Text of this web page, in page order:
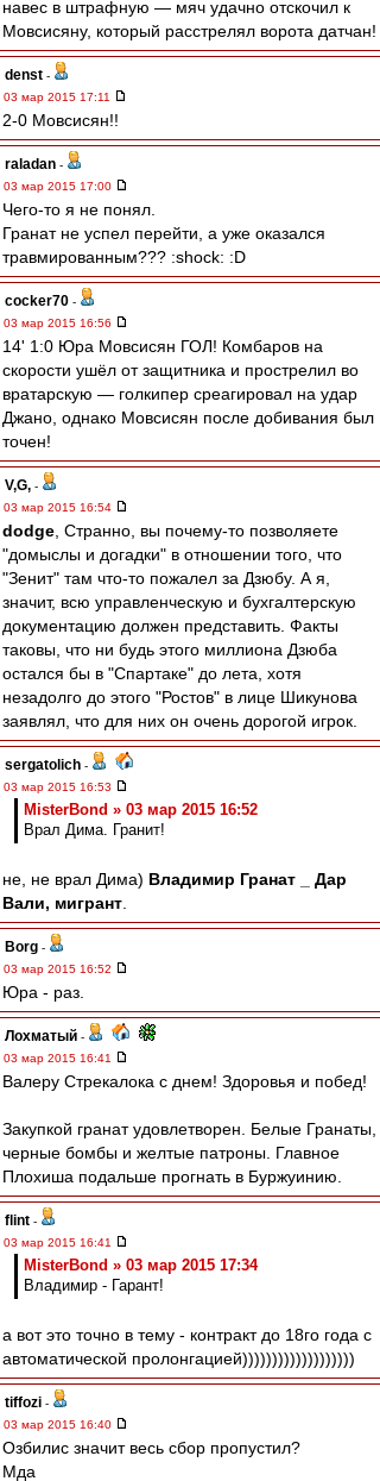
навес в штрафную — мяч удачно отскочил к
Мовсисяну, который расстрелял ворота датчан!
denst -
03 мар 2015 17:11
2-0 Мовсисян!!
raladan -
03 мар 2015 17:00
Чего-то я не понял.
Гранат не успел перейти, а уже оказался
травмированным??? :shock: :D
cocker70 -
03 мар 2015 16:56
14' 1:0 Юра Мовсисян ГОЛ! Комбаров на
скорости ушёл от защитника и прострелил во
вратарскую — голкипер среагировал на удар
Джано, однако Мовсисян после добивания был
точен!
V,G, -
03 мар 2015 16:54
dodge , Странно, вы почему-то позволяете
"домыслы и догадки" в отношении того, что
"Зенит" там что-то пожалел за Дзюбу. А я,
значит, всю управленческую и бухгалтерскую
документацию должен представить. Факты
таковы, что ни будь этого миллиона Дзюба
остался бы в "Спартаке" до лета, хотя
незадолго до этого "Ростов" в лице Шикунова
заявлял, что для них он очень дорогой игрок.
sergatolich -
03 мар 2015 16:53
MisterBond » 03 мар 2015 16:52
Врал Дима. Гранит!
не, не врал Дима) Владимир Гранат _ Дар
Вали, мигрант
Borg -
03 мар 2015 16:52
Юра - раз.
Лохматый -
03 мар 2015 16:41
Валеру Стрекалока с днем! Здоровья и побед!
Закупкой гранат удовлетворен. Белые Гранаты,
черные бомбы и желтые патроны. Главное
Плохиша подальше прогнать в Буржуинию.
flint -
03 мар 2015 16:41
MisterBond » 03 мар 2015 17:34
Владимир - Гарант!
а вот это точно в тему - контракт до 18го года с
автоматической пролонгацией)))))))))))))))))))
tiffozi -
03 мар 2015 16:40
Озбилис значит весь сбор пропустил?
Мда